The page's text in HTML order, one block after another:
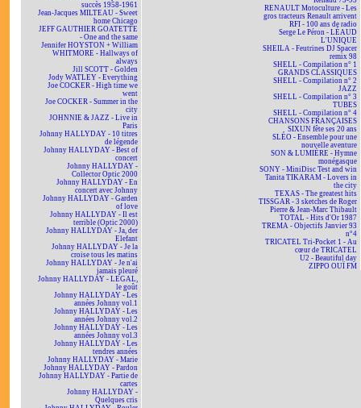
succès 1958-1961
Jean-Jacques MILTEAU - Sweet
home Chicago
JEFF GAUTHIER GOATETTE
- One and the same
Jennifer HOYSTON + William
WHITMORE - Hallways of
always
Jill SCOTT - Golden
Jody WATLEY - Everything
Joe COCKER - High time we
went
Joe COCKER - Summer in the
city
JOHNNIE & JAZZ - Live in
Paris
Johnny HALLYDAY - 10 titres
de légende
Johnny HALLYDAY - Best of
concert
Johnny HALLYDAY -
Collector Optic 2000
Johnny HALLYDAY - En
concert avec Johnny
Johnny HALLYDAY - Garden
of love
Johnny HALLYDAY - Il est
terrible (Optic 2000)
Johnny HALLYDAY - Ja, der
Elefant
Johnny HALLYDAY - Je la
croise tous les matins
Johnny HALLYDAY - Je n'ai
jamais pleuré
Johnny HALLYDAY - LEGAL,
le goût
Johnny HALLYDAY - Les
années Johnny vol.1
Johnny HALLYDAY - Les
années Johnny vol.2
Johnny HALLYDAY - Les
années Johnny vol.3
Johnny HALLYDAY - Les
tendres années
Johnny HALLYDAY - Marie
Johnny HALLYDAY - Pardon
Johnny HALLYDAY - Partie de
cartes
Johnny HALLYDAY -
Quelques cris
RENAULT Motoculture - Les
gros tracteurs Renault arrivent
RFI - 100 ans de radio
Serge Le Péron - LÉAUD
L'UNIQUE
SHEILA - Feutrines DJ Spacer
remix 98
SHELL - Compilation n° 1
GRANDS CLASSIQUES
SHELL - Compilation n° 2
JAZZ
SHELL - Compilation n° 3
TUBES
SHELL - Compilation n° 4
CHANSONS FRANÇAISES
SIXUN fête ses 20 ans
SLÉO - Ensemble pour une
nouvelle aventure
SON & LUMIÈRE - Hymne
monégasque
SONY - MiniDisc Test and win
Tanita TIKARAM - Lovers in
the city
TEXAS - The greatest hits
TISSGAR - 3 sketches de Roger
Pierre & Jean-Marc Thibault
TOTAL - Hits d'Or 1987
TREMA - Objectifs Janvier 93
n°4
TRICATEL Tri-Pocket 1 - Au
cœur de TRICATEL
U2 - Beautiful day
ZIPPO OUÏ FM